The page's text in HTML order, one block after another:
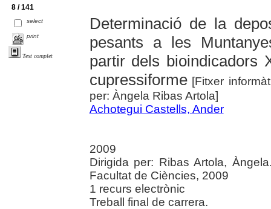
8 / 141
select
print
Text complet
Determinació de la
pesants a les
partir dels bioindicadors
cupressiforme[Fitxer
per: Àngela Ribas Artola]
Achotegui Castells, Ander
2009
Dirigida per: Ribas Artola,
Facultat de Ciències, 2009
1 recurs electrònic
Treball final de carrera.